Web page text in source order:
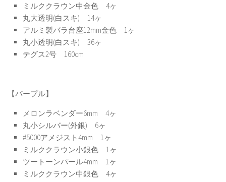
ミルククラウン中金色 4ヶ
丸大透明(白スキ) 14ヶ
アルミ製バラ台座12mm金色 1ヶ
丸小透明(白スキ) 36ヶ
テグス2号 160cm
【パープル】
メロンラベンダー6mm 4ヶ
丸小シルバー(外銀) 6ヶ
#5000アメジスト4mm 1ヶ
ミルククラウン小銀色 1ヶ
ツートーンパール4mm 1ヶ
ミルククラウン中銀色 4ヶ